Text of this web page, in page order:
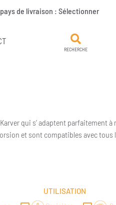
de livraison : Sélectionner
RECHERCHE
qui s’ adaptent parfaitement
et sont compatibles avec
UTILISATION